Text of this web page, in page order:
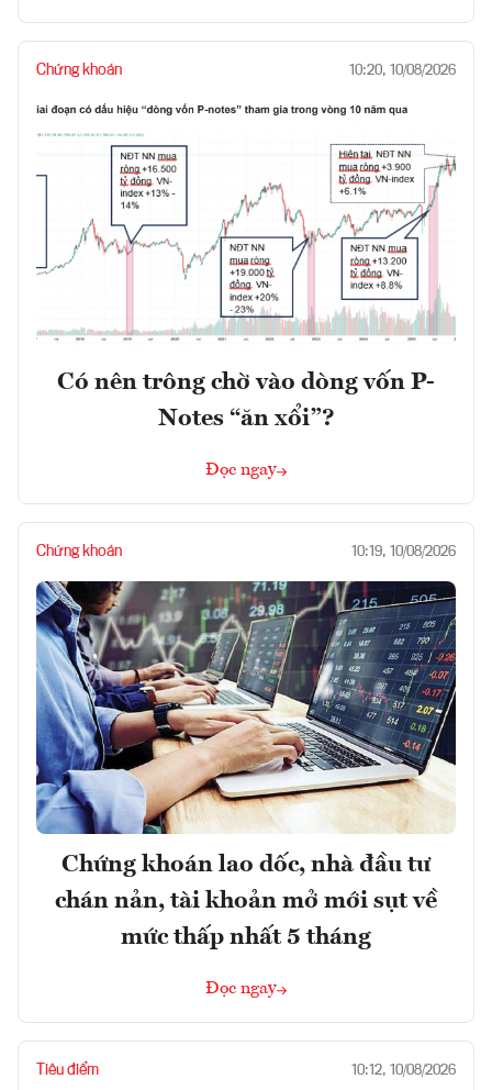
Chứng khoán 10:20, 10/08/2026
Có nên trông chờ vào dòng vốn P-
Notes “ăn xổi”?
Đọc ngay
Chứng khoán 10:19, 10/08/2026
Chứng khoán lao dốc, nhà đầu tư
chán nản, tài khoản mở mới sụt về
mức thấp nhất 5 tháng
Đọc ngay
Tiêu điểm 10:12, 10/08/2026